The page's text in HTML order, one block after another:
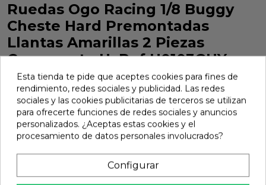
Ruedas Ogo Racing 1/8 Buggy
Cheste Hard Premontadas
Llantas Amarillas 2 Piezas
Compuesto H. Ref H0103GHY
Ruedas Ogo Racing 1/8 Buggy Cheste Hard Premontadas
Llantas Amarillas 2 Piezas Compuesto H. Ref H0103GHY
Marca: Ogo Racing Ref: H0103GHY
21,01 €
Añadir
Esta tienda te pide que aceptes cookies para fines de
rendimiento, redes sociales y publicidad. Las redes
sociales y las cookies publicitarias de terceros se utilizan
para ofrecerte funciones de redes sociales y anuncios
personalizados. ¿Aceptas estas cookies y el
procesamiento de datos personales involucrados?
Configurar